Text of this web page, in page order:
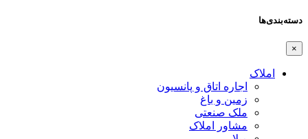
دسته‌بندی‌ها
×
املاک
اجاره اتاق و پانسیون
زمین و باغ
ملک صنعتی
مشاور املاک